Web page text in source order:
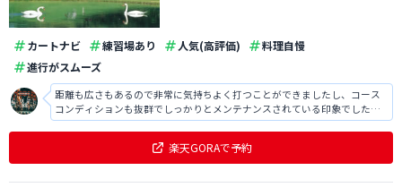
カートナビ 練習場あり 人気(高評価)
料理自慢
進行がスムーズ
距離も広さもあるので非常に気持ちよく打つことができましたし、コース
コンディションも抜群でしっかりとメンテナンスされている印象でした。
また、スタッフの方も明るくてこちらとしても気分が上がりました。
楽天GORAで予約